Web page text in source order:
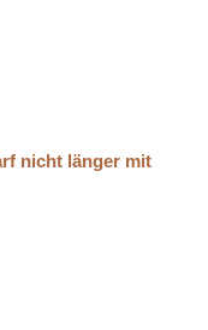
nicht länger mit